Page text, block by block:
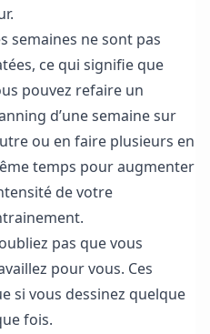
semaines ne sont pas
ce qui signifie que
pouvez refaire un
d’une semaine sur
ou en faire plusieurs en
temps pour augmenter
de votre
pas que vous
pour vous. Ces
si vous dessinez quelque
fois.